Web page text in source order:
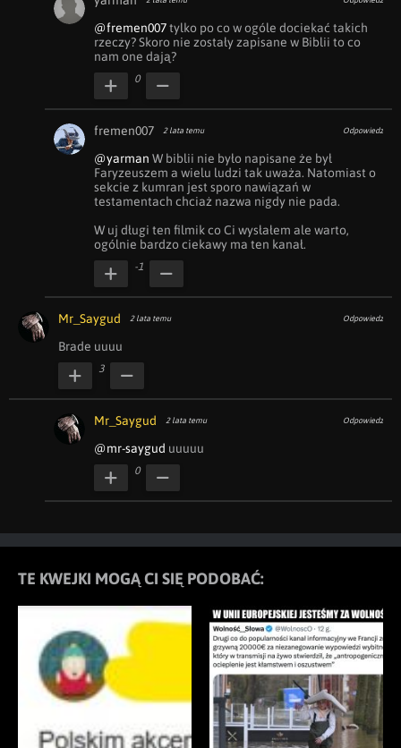
@fremen007 tylko po co w ogóle dociekać takich
rzeczy? Skoro nie zostały zapisane w Biblii to co
nam one dają?
0
fremen007 2 lata temu Odpowiedz
@yarman W biblii nie było napisane że był
Faryzeuszem a wielu ludzi tak uważa. Natomiast o
sekcie z kumran jest sporo nawiązań w
testamentach chciaż nazwa nigdy nie pada.
W uj długi ten filmik co Ci wysłałem ale warto,
ogólnie bardzo ciekawy ma ten kanał.
-1
Mr_Saygud 2 lata temu Odpowiedz
Brade uuuu
3
Mr_Saygud 2 lata temu Odpowiedz
@mr-saygud uuuuu
0
TE KWEJKI MOGĄ CI SIĘ PODOBAĆ: